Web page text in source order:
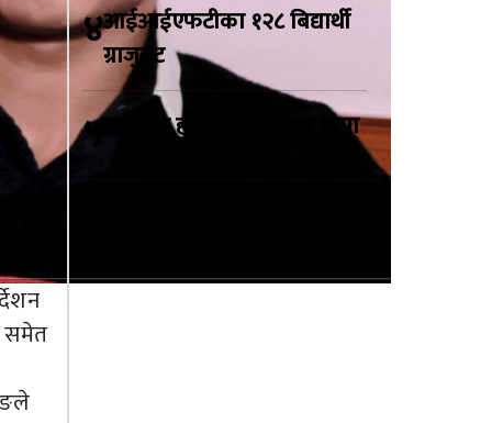
समेत
४आईआईएफटीका १२८ बिद्यार्थी
ग्राजुयट
५अब पछि हट्दिनँ : दिवाकर थापा